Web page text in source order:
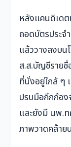
หลังแคนดิเด
ถอดบัตรประจ
แล้ววางลงบ
ส.ส.บัญชีราย
ที่นั่งอยู่ใกล้ ๆ
ปรบมือกึกก้อ
และยังมี นพ.
ภาพวาดคล้าย